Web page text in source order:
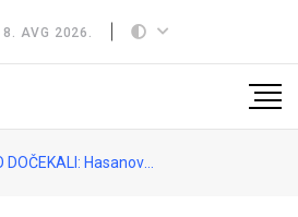
8. AVG 2026.
Hasanović dobio pečat, CIK BIH na potezu